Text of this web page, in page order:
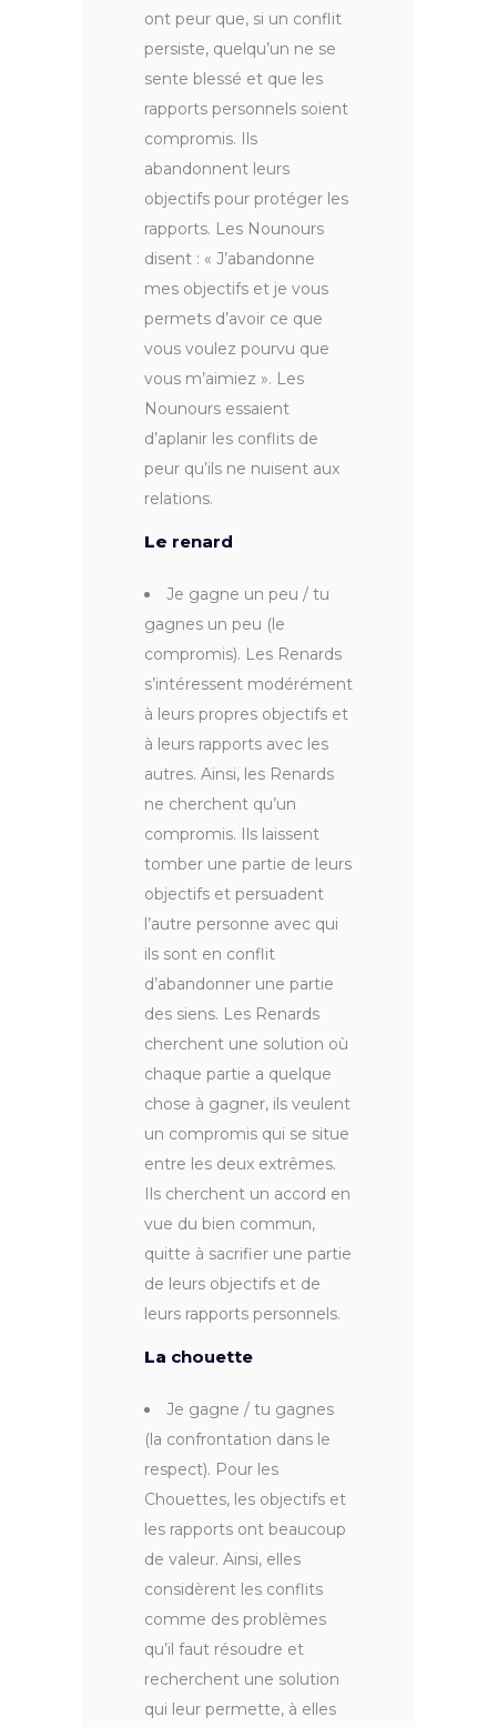
ont peur que, si un conflit
persiste, quelqu’un ne se
sente blessé et que les
rapports personnels soient
compromis. Ils
abandonnent leurs
objectifs pour protéger les
rapports. Les Nounours
disent : « J’abandonne
mes objectifs et je vous
permets d’avoir ce que
vous voulez pourvu que
vous m’aimiez ». Les
Nounours essaient
d’aplanir les conflits de
peur qu’ils ne nuisent aux
relations.
Le renard
Je gagne un peu / tu
gagnes un peu (le
compromis). Les Renards
s’intéressent modérément
à leurs propres objectifs et
à leurs rapports avec les
autres. Ainsi, les Renards
ne cherchent qu’un
compromis. Ils laissent
tomber une partie de leurs
objectifs et persuadent
l’autre personne avec qui
ils sont en conflit
d’abandonner une partie
des siens. Les Renards
cherchent une solution où
chaque partie a quelque
chose à gagner, ils veulent
un compromis qui se situe
entre les deux extrêmes.
Ils cherchent un accord en
vue du bien commun,
quitte à sacrifier une partie
de leurs objectifs et de
leurs rapports personnels.
La chouette
Je gagne / tu gagnes
(la confrontation dans le
respect). Pour les
Chouettes, les objectifs et
les rapports ont beaucoup
de valeur. Ainsi, elles
considèrent les conflits
comme des problèmes
qu’il faut résoudre et
recherchent une solution
qui leur permette, à elles